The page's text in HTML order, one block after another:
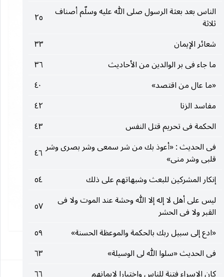
الناس بعد بعثة الرسول صلى الله عليه وسلّم أصناف
ثلاثة
٢٥
شعائر الإيمان
٣٣
ما جاء فى بر الوالدين من الأحاديث
٣٦
«ما عال من اقتصد»
٤٠
مفاسد الزنا
٤٢
الحكمة فى تحريم قتل النفس
٤٣
فى الحديث : «أعوذ بك من شر سمعى وشر بصرى وشر
قلبى وشر منى»
٤٦
إنكار المشركين للبعث وشبهاتهم على ذلك
٥٤
ليس على أهل لا إله إلا الله وحشة عند الموت ولا فى
القبر ولا فى الحشر
٥٧
«ادع إلى سبيل ربك بالحكمة والموعظة الحسنة»
٥٩
فى الحديث «سلوا الله لى الوسيلة»
٦٣
١